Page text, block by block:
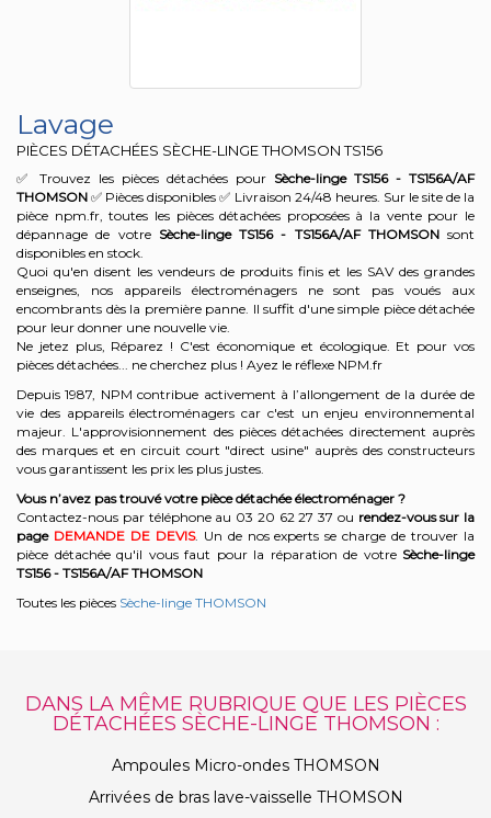
Lavage
PIÈCES DÉTACHÉES SÈCHE-LINGE THOMSONTS156
✅ Trouvez les pièces détachées pour Sèche-linge TS156 - TS156A/AF
THOMSON✅ Pièces disponibles ✅ Livraison 24/48 heures. Sur le site de la
pièce npm.fr, toutes les pièces détachées proposées à la vente pour le
dépannage de votre Sèche-linge TS156 - TS156A/AF THOMSONsont
disponibles en stock.
Quoi qu'en disent les vendeurs de produits finis et les SAV des grandes
enseignes, nos appareils électroménagers ne sont pas voués aux
encombrants dès la première panne. Il suffit d'une simple pièce détachée
pour leur donner une nouvelle vie.
Ne jetez plus, Réparez ! C'est économique et écologique. Et pour vos
pièces détachées... ne cherchez plus ! Ayez le réflexe NPM.fr
Depuis 1987, NPM contribue activement à l’allongement de la durée de
vie des appareils électroménagers car c'est un enjeu environnemental
majeur. L'approvisionnement des pièces détachées directement auprès
des marques et en circuit court "direct usine" auprès des constructeurs
vous garantissent les prix les plus justes.
Vous n’avez pas trouvé votre pièce détachée électroménager ?
Contactez-nous par téléphone au 03 20 62 27 37 ou rendez-vous sur la
page DEMANDE DE DEVIS. Un de nos experts se charge de trouver la
pièce détachée qu'il vous faut pour la réparation de votre Sèche-linge
TS156 - TS156A/AF THOMSON
Toutes les pièces Sèche-linge THOMSON
DANS LA MÊME RUBRIQUE QUE LES PIÈCES
DÉTACHÉES SÈCHE-LINGE THOMSON :
Ampoules Micro-ondes THOMSON
Arrivées de bras lave-vaisselle THOMSON